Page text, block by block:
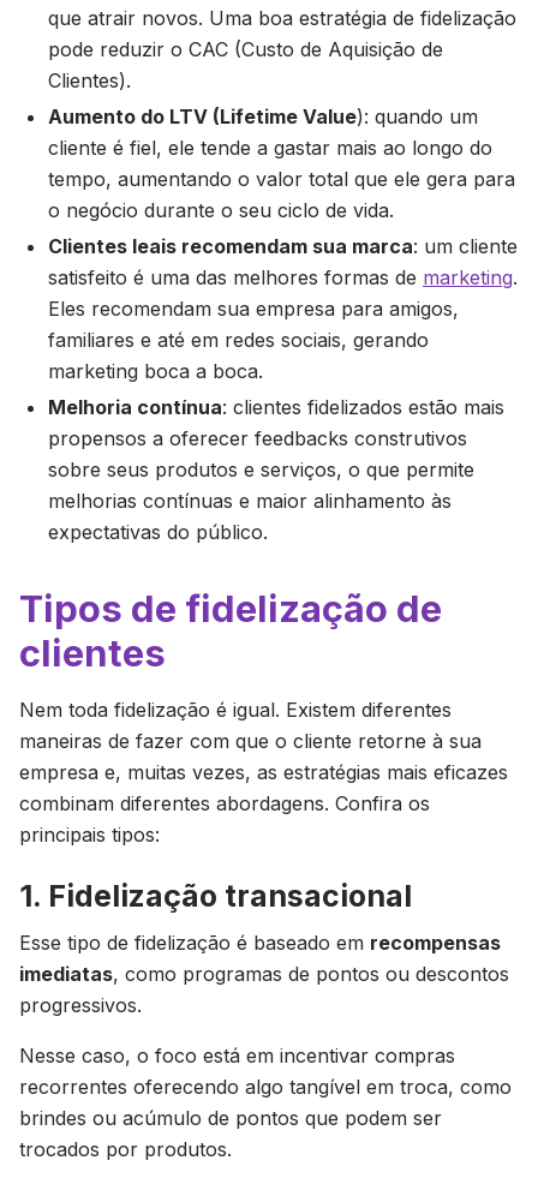
que atrair novos. Uma boa estratégia de fidelização
pode reduzir o CAC (Custo de Aquisição de
Clientes).
Aumento do LTV (Lifetime Value): quando um
cliente é fiel, ele tende a gastar mais ao longo do
tempo, aumentando o valor total que ele gera para
o negócio durante o seu ciclo de vida.
Clientes leais recomendam sua marca: um cliente
satisfeito é uma das melhores formas de marketing.
Eles recomendam sua empresa para amigos,
familiares e até em redes sociais, gerando
marketing boca a boca.
Melhoria contínua: clientes fidelizados estão mais
propensos a oferecer feedbacks construtivos
sobre seus produtos e serviços, o que permite
melhorias contínuas e maior alinhamento às
expectativas do público.
Tipos de fidelização de
clientes
Nem toda fidelização é igual. Existem diferentes
maneiras de fazer com que o cliente retorne à sua
empresa e, muitas vezes, as estratégias mais eficazes
combinam diferentes abordagens. Confira os
principais tipos:
1. Fidelização transacional
Esse tipo de fidelização é baseado em recompensas
imediatas, como programas de pontos ou descontos
progressivos.
Nesse caso, o foco está em incentivar compras
recorrentes oferecendo algo tangível em troca, como
brindes ou acúmulo de pontos que podem ser
trocados por produtos.